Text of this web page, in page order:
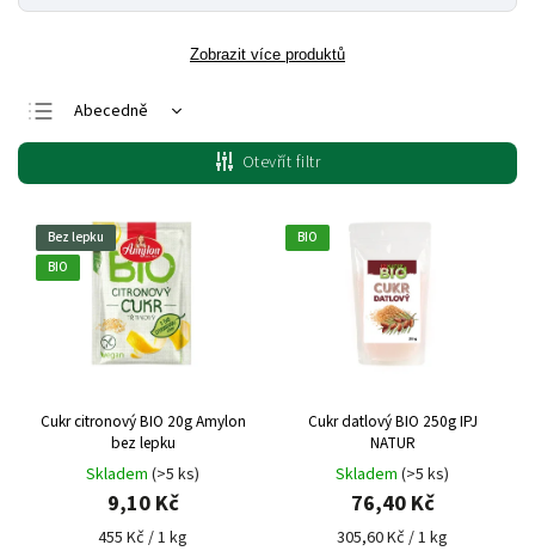
Zobrazit více produktů
Abecedně
Nejlevnější
Nejdražší
Nejprodávanější
Otevřít filtr
Bez lepku
BIO
Cukr citronový BIO 20g Amylon
bez lepku
Skladem (>5 ks)
9,10 Kč
455 Kč / 1 kg
BIO
Cukr datlový BIO 250g IPJ
NATUR
Skladem (>5 ks)
76,40 Kč
305,60 Kč / 1 kg